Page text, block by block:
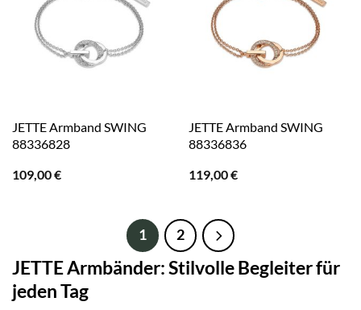
JETTE Armband SWING
88336828
109,00€
JETTE Armband SWING
88336836
119,00€
1 2
JETTE Armbänder: Stilvolle Begleiter für
jeden Tag